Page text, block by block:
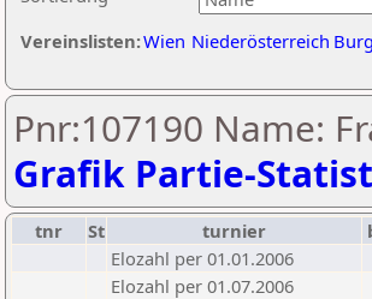
Vereinslisten:Wien Niederösterreich
Pnr:107190 Name:
Grafik Partie-
tnr St turnier
Elozahl per 01.01.2006
Elozahl per 01.07.2006